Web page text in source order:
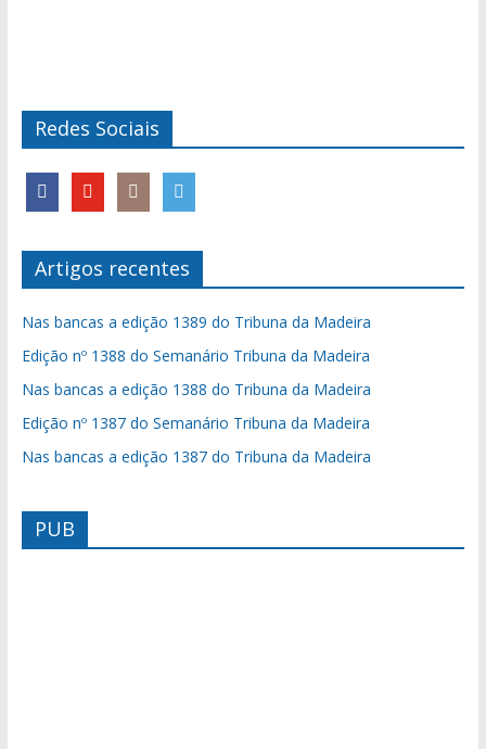
Redes Sociais
Artigos recentes
Nas bancas a edição 1389 do Tribuna da Madeira
Edição nº 1388 do Semanário Tribuna da Madeira
Nas bancas a edição 1388 do Tribuna da Madeira
Edição nº 1387 do Semanário Tribuna da Madeira
Nas bancas a edição 1387 do Tribuna da Madeira
PUB